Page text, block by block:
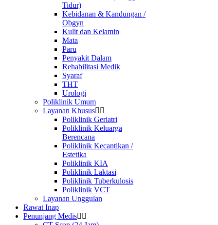
Tidur)
Kebidanan & Kandungan /
Obgyn
Kulit dan Kelamin
Mata
Paru
Penyakit Dalam
Rehabilitasi Medik
Syaraf
THT
Urologi
Poliklinik Umum
Layanan Khusus
Poliklinik Geriatri
Poliklinik Keluarga
Berencana
Poliklinik Kecantikan /
Estetika
Poliklinik KIA
Poliklinik Laktasi
Poliklinik Tuberkulosis
Poliklinik VCT
Layanan Unggulan
Rawat Inap
Penunjang Medis